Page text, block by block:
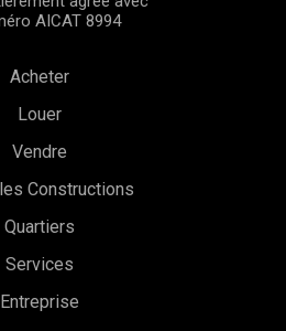
AICAT 8994
Acheter
Louer
Vendre
Constructions
Quartiers
Services
Entreprise